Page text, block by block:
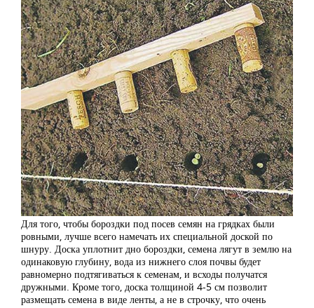
Для того, чтобы бороздки под посев семян на грядках были
ровными, лучше всего намечать их специальной доской по
шнуру. Доска уплотнит дно бороздки, семена лягут в землю на
одинаковую глубину, вода из нижнего слоя почвы будет
равномерно подтягиваться к семенам, и всходы получатся
дружными. Кроме того, доска толщиной 4-5 см позволит
размещать семена в виде ленты, а не в строчку, что очень